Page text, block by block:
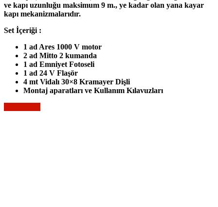
ve kapı uzunluğu maksimum 9 m., ye kadar olan yana kayar
kapı mekanizmalarıdır.
Set İçeriği :
1 ad Ares 1000 V motor
2 ad Mitto 2 kumanda
1 ad Emniyet Fotoseli
1 ad 24 V Flaşör
4 mt Vidalı 30×8 Kramayer Dişli
Montaj aparatları ve Kullanım Kılavuzları